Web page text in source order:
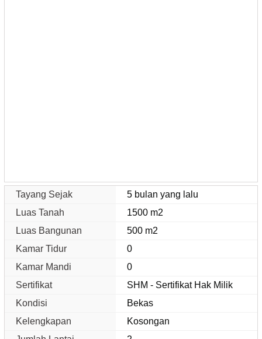
Tayang Sejak
5 bulan yang lalu
Luas Tanah
1500 m2
Luas Bangunan
500 m2
Kamar Tidur
0
Kamar Mandi
0
Sertifikat
SHM - Sertifikat Hak Milik
Kondisi
Bekas
Kelengkapan
Kosongan